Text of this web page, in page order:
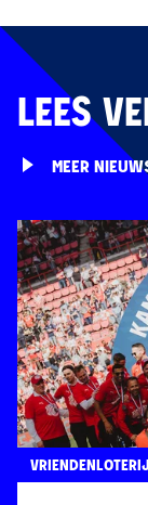
LEES
MEER